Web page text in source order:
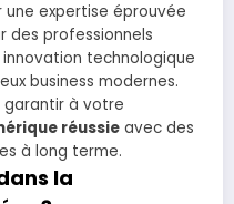
une expertise éprouvée
professionnels
technologique
business modernes.
garantir à votre
réussie avec des
à long terme.
la